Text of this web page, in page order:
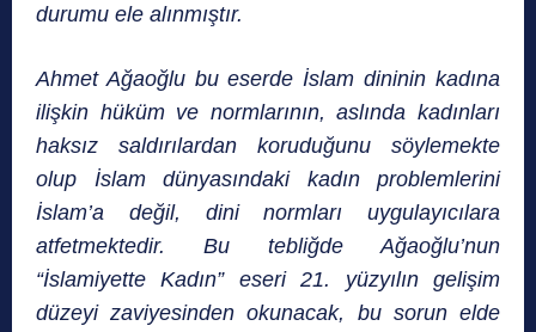
durumu ele alınmıştır.
Ahmet Ağaoğlu bu eserde İslam dininin kadına
ilişkin hüküm ve normlarının, aslında kadınları
haksız saldırılardan koruduğunu söylemekte
olup İslam dünyasındaki kadın problemlerini
İslam’a değil, dini normları uygulayıcılara
atfetmektedir. Bu tebliğde Ağaoğlu’nun
“İslamiyette Kadın” eseri 21. yüzyılın gelişim
düzeyi zaviyesinden okunacak, bu sorun elde